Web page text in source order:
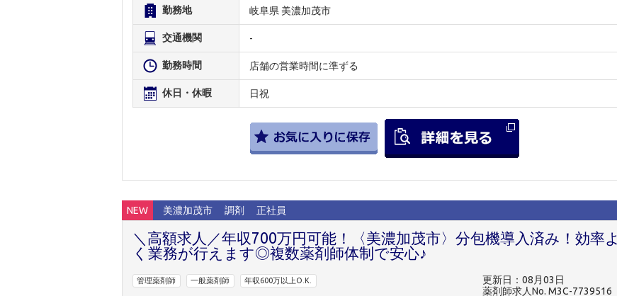
勤務地 岐阜県 美濃加茂市
交通機関 -
勤務時間 店舗の営業時間に準ずる
休日・休暇 日祝
NEW 美濃加茂市 調剤 正社員
＼高額求人／年収700万円可能！〈美濃加茂市〉分包機導入済み！効率よ
く業務が行えます◎複数薬剤師体制で安心♪
管理薬剤師 一般薬剤師 年収600万以上O.K.
更新日：08月03日
薬剤師求人No. M3C-7739516